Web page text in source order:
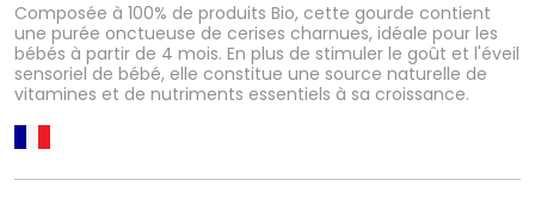
Composée à 100% de produits Bio, cette gourde contient
une purée onctueuse de cerises charnues, idéale pour les
bébés à partir de 4 mois. En plus de stimuler le goût et l'éveil
sensoriel de bébé, elle constitue une source naturelle de
vitamines et de nutriments essentiels à sa croissance.